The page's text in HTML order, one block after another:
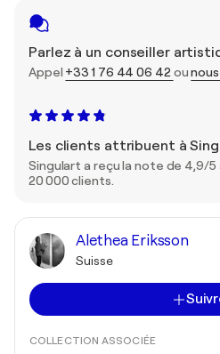
Parlez à un conseiller
Appel +33 1 76 44 06 42 ou
Les clients attribuent à
Singulart a reçu la note de 4,9/
20 000 clients.
Alethea Eriksson
Suisse
COLLECTION ASSOCIÉE